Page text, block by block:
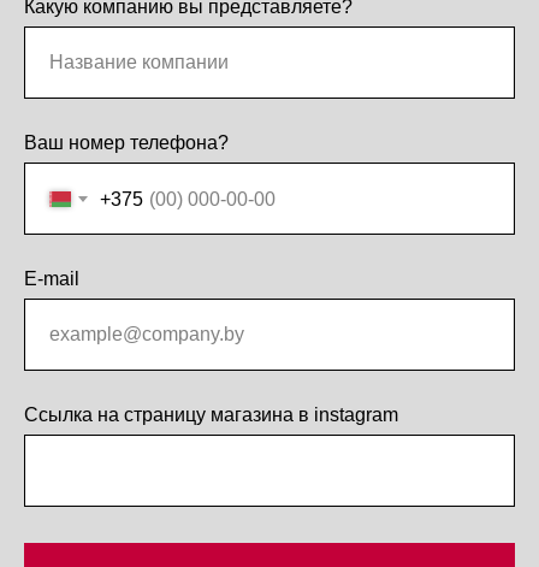
Какую компанию вы представляете?
Ваш номер телефона?
+375
E-mail
Ссылка на страницу магазина в instagram